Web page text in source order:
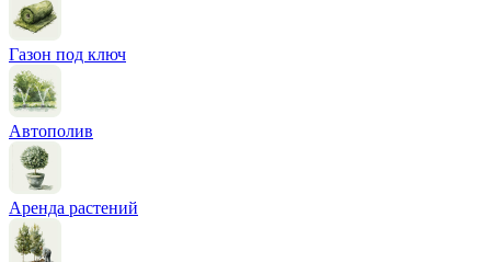
Газон под ключ
Автополив
Аренда растений